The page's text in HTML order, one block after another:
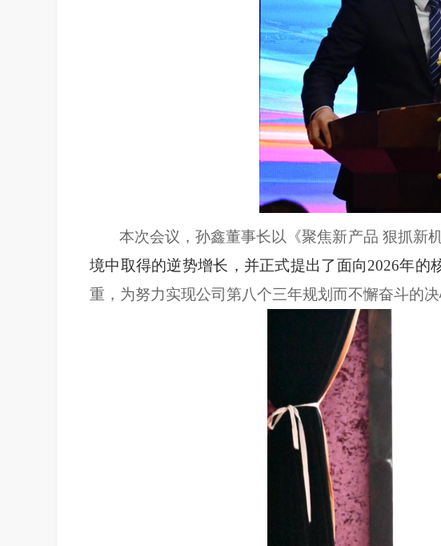
本次会议，孙鑫董事长以《聚焦新产品 狠抓新
境中取得的逆势增长，并正式提出了面向2026年的
重，为努力实现公司第八个三年规划而不懈奋斗的决